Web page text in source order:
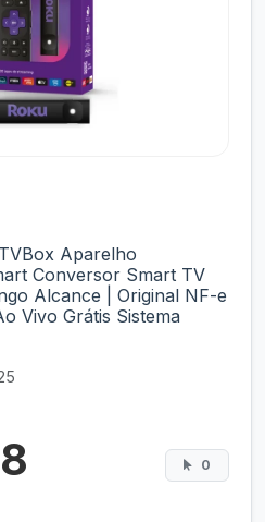
Aparelho
Conversor Smart TV
Alcance | Original NF-e
Vivo Grátis Sistema
0